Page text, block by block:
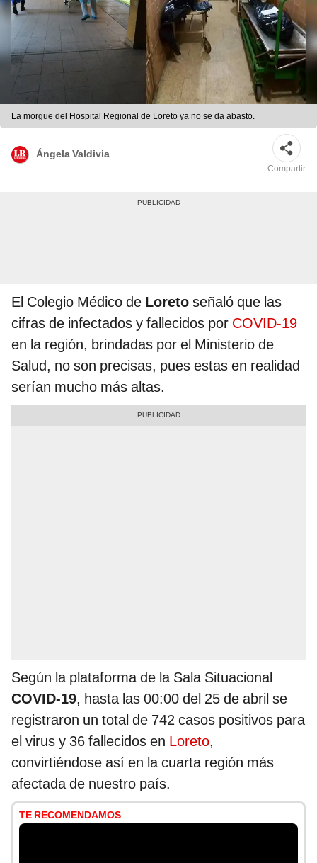
La morgue del Hospital Regional de Loreto ya no se da abasto.
Ángela Valdivia
Compartir
El Colegio Médico de Loreto señaló que las
cifras de infectados y fallecidos por COVID-19
en la región, brindadas por el Ministerio de
Salud, no son precisas, pues estas en realidad
serían mucho más altas.
Según la plataforma de la Sala Situacional
COVID-19, hasta las 00:00 del 25 de abril se
registraron un total de 742 casos positivos para
el virus y 36 fallecidos en Loreto,
convirtiéndose así en la cuarta región más
afectada de nuestro país.
TE RECOMENDAMOS